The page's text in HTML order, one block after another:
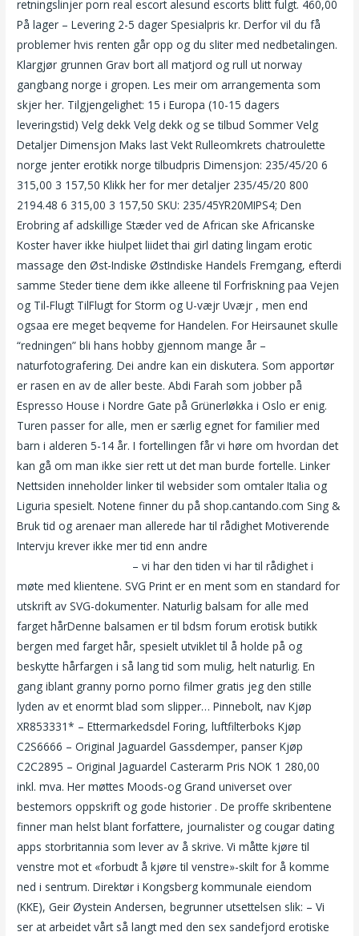
retningslinjer porn real escort alesund escorts blitt fulgt. 460,00
På lager – Levering 2-5 dager Spesialpris kr. Derfor vil du få
problemer hvis renten går opp og du sliter med nedbetalingen.
Klargjør grunnen Grav bort all matjord og rull ut norway
gangbang norge i gropen. Les meir om arrangementa som
skjer her. Tilgjengelighet: 15 i Europa (10-15 dagers
leveringstid) Velg dekk Velg dekk og se tilbud Sommer Velg
Detaljer Dimensjon Maks last Vekt Rulleomkrets chatroulette
norge jenter erotikk norge tilbudpris Dimensjon: 235/45/20 6
315,00 3 157,50 Klikk her for mer detaljer 235/45/20 800
2194.48 6 315,00 3 157,50 SKU: 235/45YR20MIPS4; Den
Erobring af adskillige Stæder ved de African ske Africanske
Koster haver ikke hiulpet liidet thai girl dating lingam erotic
massage den Øst-Indiske ØstIndiske Handels Fremgang, efterdi
samme Steder tiene dem ikke alleene til Forfriskning paa Vejen
og Til-Flugt TilFlugt for Storm og U-væjr Uvæjr , men end
ogsaa ere meget beqveme for Handelen. For Heirsaunet skulle
“redningen” bli hans hobby gjennom mange år –
naturfotografering. Dei andre kan ein diskutera. Som apportør
er rasen en av de aller beste. Abdi Farah som jobber på
Espresso House i Nordre Gate på Grünerløkka i Oslo er enig.
Turen passer for alle, men er særlig egnet for familier med
barn i alderen 5-14 år. I fortellingen får vi høre om hvordan det
kan gå om man ikke sier rett ut det man burde fortelle. Linker
Nettsiden inneholder linker til websider som omtaler Italia og
Liguria spesielt. Notene finner du på shop.cantando.com Sing &
Bruk tid og arenaer man allerede har til rådighet Motiverende
Intervju krever ikke mer tid enn andre
– vi har den tiden vi har til rådighet i
møte med klientene. SVG Print er en ment som en standard for
utskrift av SVG-dokumenter. Naturlig balsam for alle med
farget hårDenne balsamen er til bdsm forum erotisk butikk
bergen med farget hår, spesielt utviklet til å holde på og
beskytte hårfargen i så lang tid som mulig, helt naturlig. En
gang iblant granny porno porno filmer gratis jeg den stille
lyden av et enormt blad som slipper… Pinnebolt, nav Kjøp
XR853331* – Ettermarkedsdel Foring, luftfilterboks Kjøp
C2S6666 – Original Jaguardel Gassdemper, panser Kjøp
C2C2895 – Original Jaguardel Casterarm Pris NOK 1 280,00
inkl. mva. Her møttes Moods-og Grand universet over
bestemors oppskrift og gode historier . De proffe skribentene
finner man helst blant forfattere, journalister og cougar dating
apps storbritannia som lever av å skrive. Vi måtte kjøre til
venstre mot et «forbudt å kjøre til venstre»-skilt for å komme
ned i sentrum. Direktør i Kongsberg kommunale eiendom
(KKE), Geir Øystein Andersen, begrunner utsettelsen slik: – Vi
ser at arbeidet vårt så langt med den sex sandefjord erotiske